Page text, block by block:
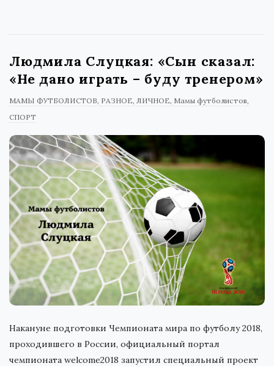
Людмила Слуцкая: «Сын сказал:
«Не дано играть – буду тренером»
МАМЫ ФУТБОЛИСТОВ РАЗНОЕ ЛИЧНОЕ Мамы футболистов
СПОРТ
Накануне подготовки Чемпионата мира по футболу 2018,
проходившего в России, официальный портал
чемпионата welcome2018 запустил специальный проект